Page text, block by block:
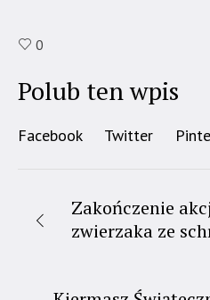
0
Polub ten wpis
Facebook Twitter
Zakończenie
zwierzaka ze